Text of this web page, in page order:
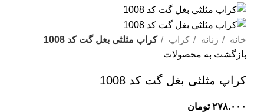
خانه زنانه کراپ
کراپ مثلثی بغل گت کد 1008
بازگشت به محصولات
کراپ مثلثی بغل گت کد 1008
۲۷۸.۰۰۰ تومان